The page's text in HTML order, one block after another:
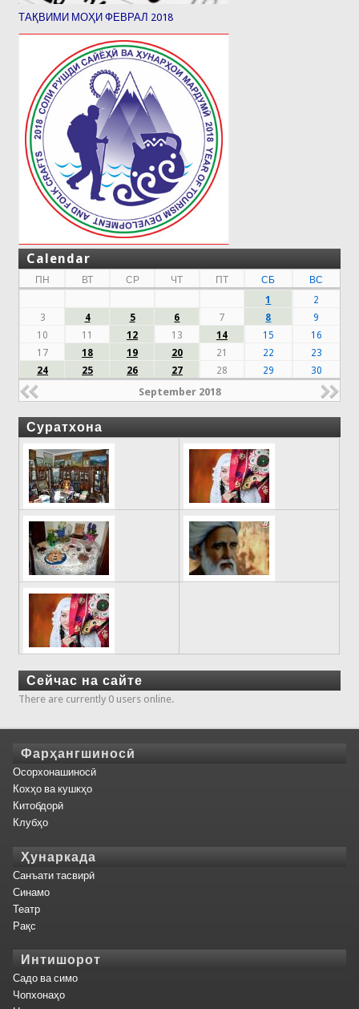
ТАҚВИМИ МОҲИ ФЕВРАЛ 2018
Calendar
ПН ВТ СР ЧТ ПТ СБ
ВС
1
2
3
4 5 6 7 8
9
10
11 12 13 14 15
16
17
18 19 20 21 22
23
24
25 26 27 28 29 30
September 2018
Суратхона
Сейчас на сайте
There are currently 0 users online.
Фарҳангшиносӣ
Осорхонашиносӣ
Кохҳо ва кушкҳо
Китобдорӣ
Клубҳо
Ҳунаркада
Санъати тасвирӣ
Синамо
Театр
Рақс
Интишорот
Садо ва симо
Чопхонаҳо